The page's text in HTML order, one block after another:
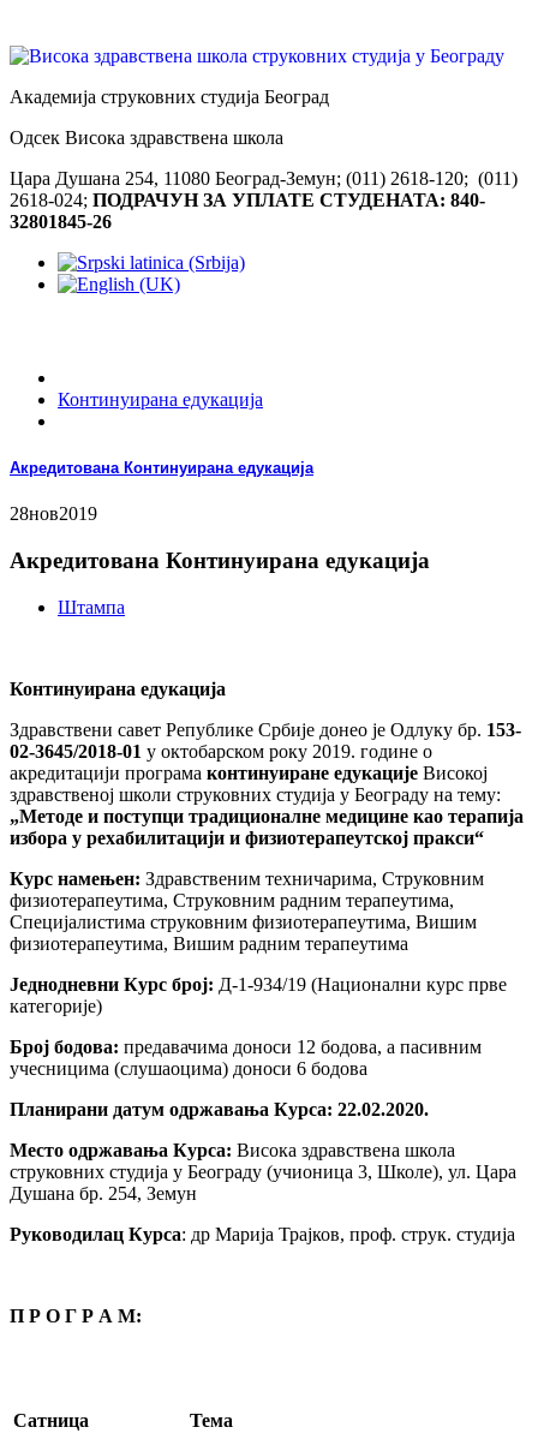
Академија струковних студија Београд
Одсек Висока здравствена школа
Цара Душана 254, 11080 Београд-Земун; (011) 2618-120; (011)
2618-024; ПОДРАЧУН ЗА УПЛАТЕ СТУДЕНАТА: 840-
32801845-26
Континуирана едукација
Акредитована Континуирана едукација
28нов2019
Акредитована Континуирана едукација
Штампа
Континуирана едукација
Здравствени савет Републике Србије донео је Одлуку бр. 153-
02-3645/2018-01 у октобарском року 2019. године о
акредитацији програма континуиране едукације Високој
здравственој школи струковних студија у Београду на тему:
„Методе и поступци традиционалне медицине као терапија
избора у рехабилитацији и физиотерапеутској пракси“
Курс намењен: Здравственим техничарима, Струковним
физиотерапеутима, Струковним радним терапеутима,
Специјалистима струковним физиотерапеутима, Вишим
физиотерапеутима, Вишим радним терапеутима
Једнодневни Курс број: Д-1-934/19 (Национални курс прве
категорије)
Број бодова: предавачима доноси 12 бодова, а пасивним
учесницима (слушаоцима) доноси 6 бодова
Планирани датум одржавања Курса: 22.02.2020.
Место одржавања Курса: Висока здравствена школа
струковних студија у Београду (учионица 3, Школе), ул. Цара
Душана бр. 254, Земун
Руководилац Курса: др Марија Трајков, проф. струк. студија
П Р О Г Р А М:
Сатница Тема